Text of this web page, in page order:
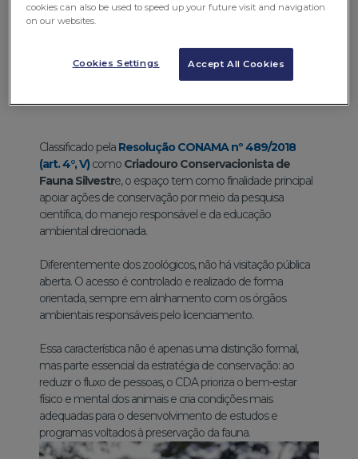
Para entender melhor o que representa esse espaço, é
Criadouro não é um zoológico.Embora os jardins
zoológicos também desempenhem papel relevante na
educação ambiental, na pesquisa e na conservação de
Classificado pela Resolução CONAMA nº 489/2018
(art. 4°, V)como Criadouro Conservacionista de
Fauna Silvestre, o espaço tem como finalidade principal
apoiar ações de conservação por meio da pesquisa
científica, do manejo responsável e da educação
ambiental direcionada.
Diferentemente dos zoológicos, não há visitação pública
aberta. O acesso é controlado e realizado de forma
orientada, sempre em alinhamento com os órgãos
ambientais responsáveis pelo licenciamento.
Essa característica não é apenas uma distinção formal,
mas parte essencial da estratégia de conservação: ao
reduzir o fluxo de pessoas, o CDA prioriza o bem-estar
físico e mental dos animais e cria condições mais
adequadas para o desenvolvimento de estudos e
programas voltados à preservação da fauna.
cookies can also be used to speed up your future visit and navigation
on our websites.
Accept All Cookies
Cookies Settings